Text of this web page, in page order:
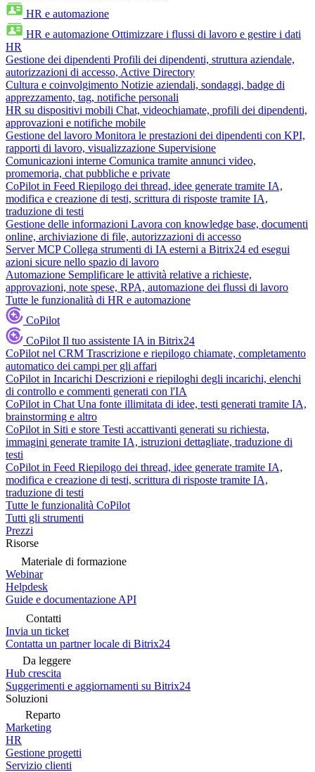
HR e automazione
HR e automazione Ottimizzare i flussi di lavoro e gestire i dati
HR
Gestione dei dipendenti Profili dei dipendenti, struttura aziendale,
autorizzazioni di accesso, Active Directory
Cultura e coinvolgimento Notizie aziendali, sondaggi, badge di
apprezzamento, tag, notifiche personali
HR su dispositivi mobili Chat, videochiamate, profili dei dipendenti,
approvazioni e notifiche mobile
Gestione del lavoro Monitora le prestazioni dei dipendenti con KPI,
rapporti di lavoro, visualizzazione Supervisione
Comunicazioni interne Comunica tramite annunci video,
promemoria, chat pubbliche e private
CoPilot in Feed Riepilogo dei thread, idee generate tramite IA,
modifica e creazione di testi, scrittura di risposte tramite IA,
traduzione di testi
Gestione delle informazioni Lavora con knowledge base, documenti
online, archiviazione di file, autorizzazioni di accesso
Server MCP Collega strumenti di IA esterni a Bitrix24 ed esegui
azioni sicure nello spazio di lavoro
Automazione Semplificare le attività relative a richieste,
approvazioni, note spese, RPA, automazione dei flussi di lavoro
Tutte le funzionalità di HR e automazione
CoPilot
CoPilot Il tuo assistente IA in Bitrix24
CoPilot nel CRM Trascrizione e riepilogo chiamate, completamento
automatico dei campi per gli affari
CoPilot in Incarichi Descrizioni e riepiloghi degli incarichi, elenchi
di controllo e commenti generati con l'IA
CoPilot in Chat Una fonte illimitata di idee, testi generati tramite IA,
brainstorming e altro
CoPilot in Siti e store Testi accattivanti generati su richiesta,
immagini generate tramite IA, istruzioni dettagliate, traduzione di
testi
CoPilot in Feed Riepilogo dei thread, idee generate tramite IA,
modifica e creazione di testi, scrittura di risposte tramite IA,
traduzione di testi
Tutte le funzionalità CoPilot
Tutti gli strumenti
Prezzi
Risorse
Materiale di formazione
Webinar
Helpdesk
Guide e documentazione API
Contatti
Invia un ticket
Contatta un partner locale di Bitrix24
Da leggere
Hub crescita
Suggerimenti e aggiornamenti su Bitrix24
Soluzioni
Reparto
Marketing
HR
Gestione progetti
Servizio clienti